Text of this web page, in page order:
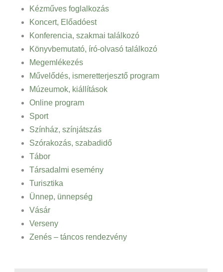
Kézműves foglalkozás
Koncert, Előadóest
Konferencia, szakmai találkozó
Könyvbemutató, író-olvasó találkozó
Megemlékezés
Művelődés, ismeretterjesztő program
Múzeumok, kiállítások
Online program
Sport
Színház, színjátszás
Szórakozás, szabadidő
Tábor
Társadalmi esemény
Turisztika
Ünnep, ünnepség
Vásár
Verseny
Zenés – táncos rendezvény